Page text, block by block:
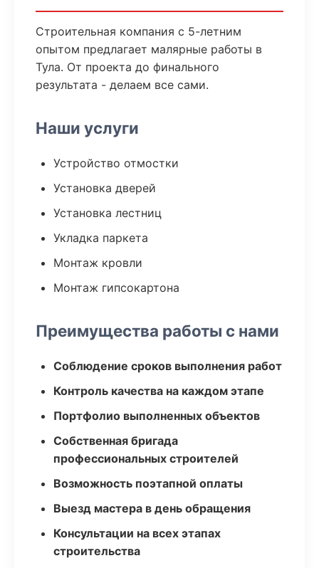
Строительная компания с 5-летним
опытом предлагает малярные работы в
Тула. От проекта до финального
результата - делаем все сами.
Наши услуги
Устройство отмостки
Установка дверей
Установка лестниц
Укладка паркета
Монтаж кровли
Монтаж гипсокартона
Преимущества работы с нами
Соблюдение сроков выполнения работ
Контроль качества на каждом этапе
Портфолио выполненных объектов
Собственная бригада
профессиональных строителей
Возможность поэтапной оплаты
Выезд мастера в день обращения
Консультации на всех этапах
строительства